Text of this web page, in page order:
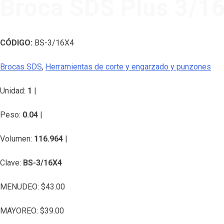
CÓDIGO: BS-3/16X4
Brocas SDS, Herramientas de corte y engarzado y punzones
Unidad: 1
Peso: 0.04
Volumen: 116.964
Clave: BS-3/16X4
MENUDEO: $43.00
MAYOREO: $39.00